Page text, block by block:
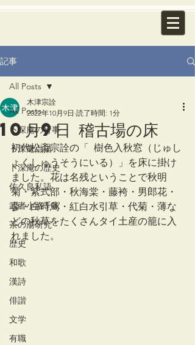
記事
All Posts
卜深庵の行事
卜深庵点描
卜深庵の歴史
佐久良私語
武者小路千家
茶の湯研究
歴史
和歌
漢詩
俳諧
文学
有職
All Posts
10月9日 稽古場の床
木津宗詮
2022年10月9日 読了時間: 1分
初代松斎宗詮の「  樹色入秋窓（じゅし
ょくしゅうそうにいる）」を床に掛け
ました。花は名残ということで秋明
菊・紫式部・秋海棠・藤袴・男郎花・
蓼・白時鳥・紅白水引草・代菊・薄な
どの秋草をたくさんタイ土産の籠に入
れました。